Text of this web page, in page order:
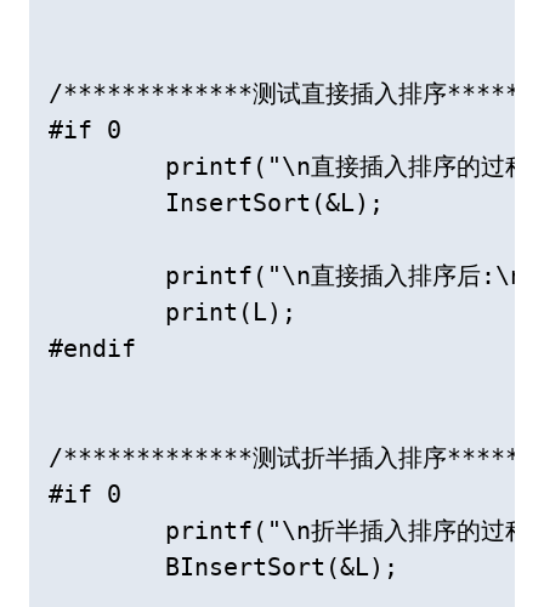
/*************测试直接插入排序
#if 0
#endif
/*************测试折半插入排序
#if 0